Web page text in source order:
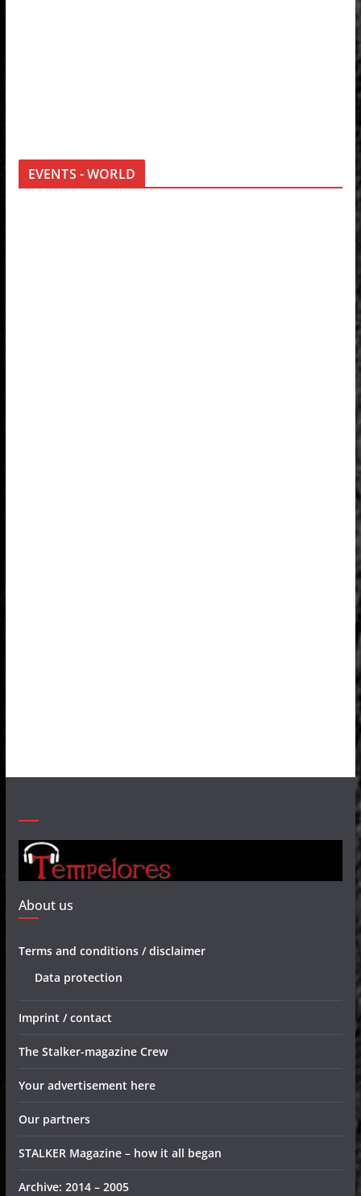
EVENTS - WORLD
About us
Terms and conditions / disclaimer
Data protection
Imprint / contact
The Stalker-magazine Crew
Your advertisement here
Our partners
STALKER Magazine – how it all began
Archive: 2014 – 2005